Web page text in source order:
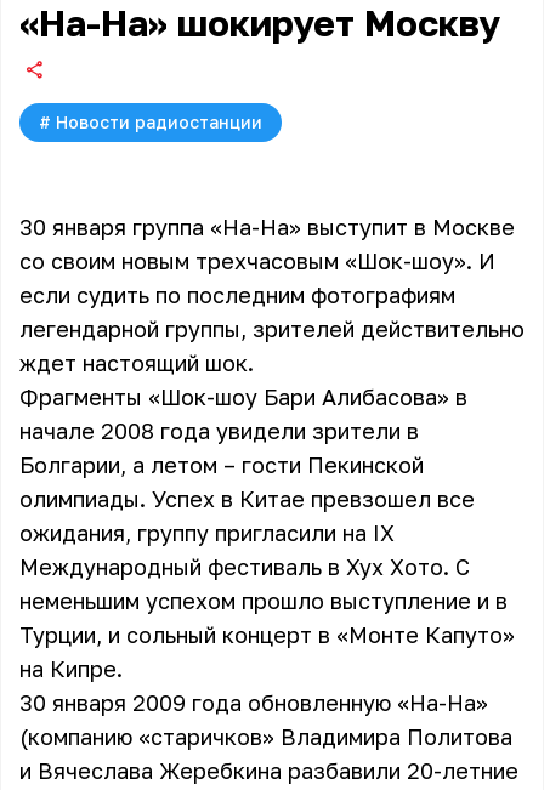
«На-На» шокирует Москву
# Новости радиостанции
30 января группа «На-На» выступит в Москве
со своим новым трехчасовым «Шок-шоу». И
если судить по последним фотографиям
легендарной группы, зрителей действительно
ждет настоящий шок.
Фрагменты «Шок-шоу Бари Алибасова» в
начале 2008 года увидели зрители в
Болгарии, а летом – гости Пекинской
олимпиады. Успех в Китае превзошел все
ожидания, группу пригласили на IX
Международный фестиваль в Хух Хото. С
неменьшим успехом прошло выступление и в
Турции, и сольный концерт в «Монте Капуто»
на Кипре.
30 января 2009 года обновленную «На-На»
(компанию «старичков» Владимира Политова
и Вячеслава Жеребкина разбавили 20-летние